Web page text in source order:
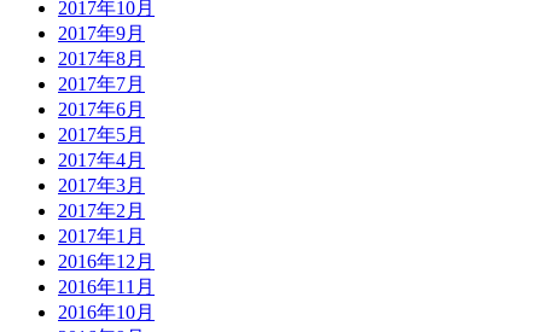
2017年10月
2017年9月
2017年8月
2017年7月
2017年6月
2017年5月
2017年4月
2017年3月
2017年2月
2017年1月
2016年12月
2016年11月
2016年10月